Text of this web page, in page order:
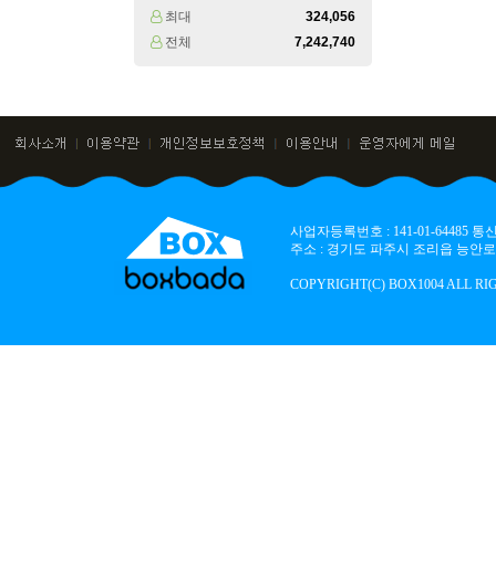
최대
324,056
전체
7,242,740
사업자등록번호 : 141-01-64485
주소 : 경기도 파주시 조리읍 능안
COPYRIGHT(C) BOX1004 ALL